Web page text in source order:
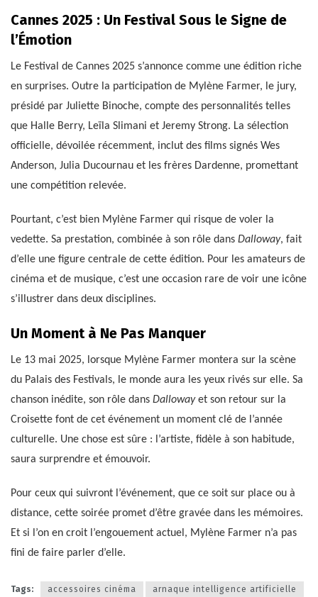
Cannes 2025 : Un Festival Sous le Signe de
l’Émotion
Le Festival de Cannes 2025 s’annonce comme une édition riche
en surprises. Outre la participation de Mylène Farmer, le jury,
présidé par Juliette Binoche, compte des personnalités telles
que Halle Berry, Leïla Slimani et Jeremy Strong. La sélection
officielle, dévoilée récemment, inclut des films signés Wes
Anderson, Julia Ducournau et les frères Dardenne, promettant
une compétition relevée.
Pourtant, c’est bien Mylène Farmer qui risque de voler la
vedette. Sa prestation, combinée à son rôle dans Dalloway, fait
d’elle une figure centrale de cette édition. Pour les amateurs de
cinéma et de musique, c’est une occasion rare de voir une icône
s’illustrer dans deux disciplines.
Un Moment à Ne Pas Manquer
Le 13 mai 2025, lorsque Mylène Farmer montera sur la scène
du Palais des Festivals, le monde aura les yeux rivés sur elle. Sa
chanson inédite, son rôle dans Dallowayet son retour sur la
Croisette font de cet événement un moment clé de l’année
culturelle. Une chose est sûre : l’artiste, fidèle à son habitude,
saura surprendre et émouvoir.
Pour ceux qui suivront l’événement, que ce soit sur place ou à
distance, cette soirée promet d’être gravée dans les mémoires.
Et si l’on en croit l’engouement actuel, Mylène Farmer n’a pas
fini de faire parler d’elle.
Tags: accessoires cinéma
arnaque intelligence artificielle